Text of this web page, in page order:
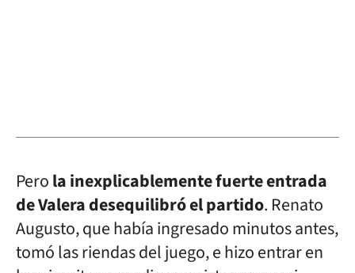
Perola inexplicablemente fuerte entrada
de Valera desequilibró el partido. Renato
Augusto, que había ingresado minutos antes,
tomó las riendas del juego, e hizo entrar en